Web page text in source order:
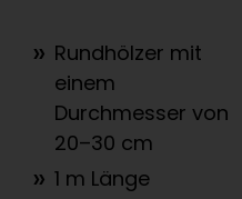
Rundhölzer mit
einem
Durchmesser von
20–30 cm
1 m Länge